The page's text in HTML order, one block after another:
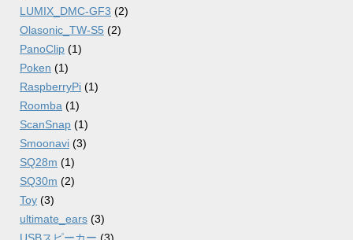
LUMIX_DMC-GF3 (2)
Olasonic_TW-S5 (2)
PanoClip (1)
Poken (1)
RaspberryPi (1)
Roomba (1)
ScanSnap (1)
Smoonavi (3)
SQ28m (1)
SQ30m (2)
Toy (3)
ultimate_ears (3)